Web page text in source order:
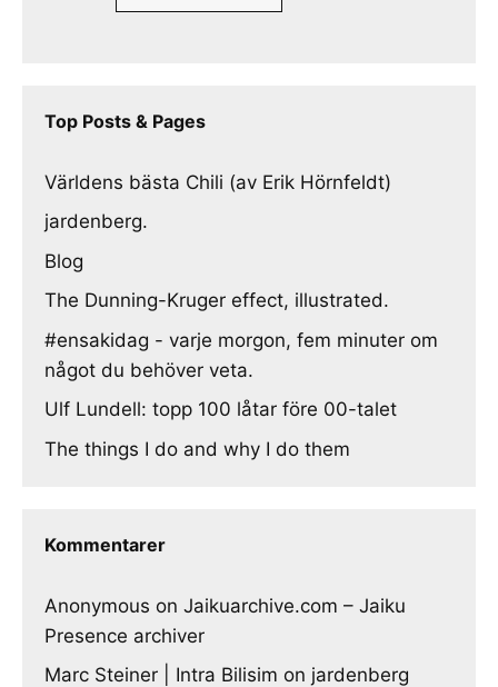
Top Posts & Pages
Världens bästa Chili (av Erik Hörnfeldt)
jardenberg.
Blog
The Dunning-Kruger effect, illustrated.
#ensakidag - varje morgon, fem minuter om
något du behöver veta.
Ulf Lundell: topp 100 låtar före 00-talet
The things I do and why I do them
Kommentarer
Anonymous on Jaikuarchive.com – Jaiku
Presence archiver
Marc Steiner | Intra Bilisim on jardenberg